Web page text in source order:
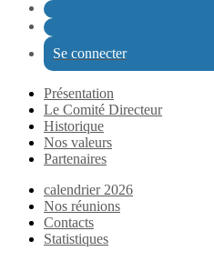
Se connecter
Présentation
Le Comité Directeur
Historique
Nos valeurs
Partenaires
calendrier 2026
Nos réunions
Contacts
Statistiques